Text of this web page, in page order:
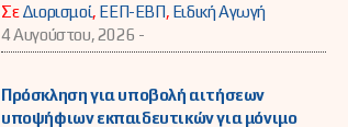
ΣεΔιορισμοί, ΕΕΠ-ΕΒΠ, Ειδική Αγωγή
4 Αυγούστου, 2026 -
Πρόσκληση για υποβολή αιτήσεων
υποψήφιων εκπαιδευτικών για μόνιμο